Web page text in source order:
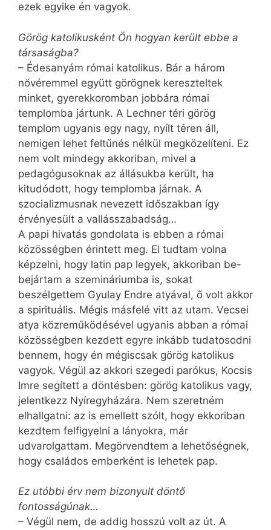
ezek egyike én vagyok.
Görög katolikusként Ön hogyan került ebbe a
társaságba?
– Édesanyám római katolikus. Bár a három
nővéremmel együtt görögnek kereszteltek
minket, gyerekkoromban jobbára római
templomba jártunk. A Lechner téri görög
templom ugyanis egy nagy, nyílt téren áll,
nemigen lehet feltűnés nélkül megközelíteni. Ez
nem volt mindegy akkoriban, mivel a
pedagógusoknak az állásukba került, ha
kitudódott, hogy templomba járnak. A
szocializmusnak nevezett időszakban így
érvényesült a vallásszabadság…
A papi hivatás gondolata is ebben a római
közösségben érintett meg. El tudtam volna
képzelni, hogy latin pap legyek, akkoriban be-
bejártam a szemináriumba is, sokat
beszélgettem Gyulay Endre atyával, ő volt akkor
a spirituális. Mégis másfelé vitt az utam. Vecsei
atya közreműködésével ugyanis abban a római
közösségben kezdett egyre inkább tudatosodni
bennem, hogy én mégiscsak görög katolikus
vagyok. Végül az akkori szegedi parókus, Kocsis
Imre segített a döntésben: görög katolikus vagy,
jelentkezz Nyíregyházára. Nem szeretném
elhallgatni: az is emellett szólt, hogy ekkoriban
kezdtem felfigyelni a lányokra, már
udvarolgattam. Megörvendtem a lehetőségnek,
hogy családos emberként is lehetek pap.
Ez utóbbi érv nem bizonyult döntő
fontosságúnak…
– Végül nem, de addig hosszú volt az út. A